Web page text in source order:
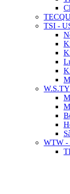
TSI -
WTW